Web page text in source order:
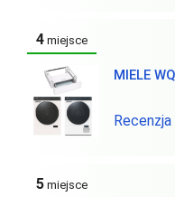
4 miejsce
MIELE
Recenzja
5 miejsce